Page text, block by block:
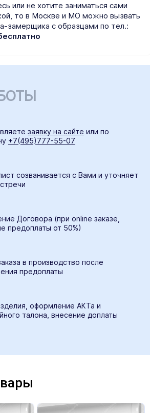
или не хотите заниматься сами
то в Москве и МО можно вызвать
замерщика с образцами по тел.:
заявку на сайте или по
+7(495)777-55-07
созванивается с Вами и уточняет
Договора (при online заказе,
предоплаты от 50%)
в производство после
предоплаты
оформление АКТа и
талона, внесение доплаты